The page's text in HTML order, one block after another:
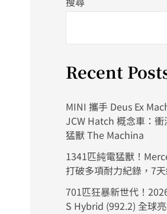
Recent
MINI 攜手 Deus Ex
JCW Hatch 概念車：
猛獸 The Machina
1341匹純電猛獸！
打破多項耐力紀錄，7
701匹狂暴新世代！
S Hybrid (992.2) 全球